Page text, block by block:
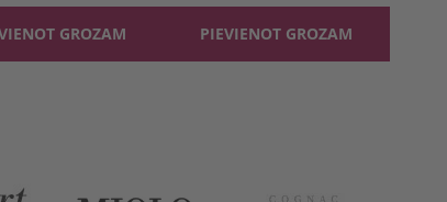
GROZAM PIEVIENOT GROZAM